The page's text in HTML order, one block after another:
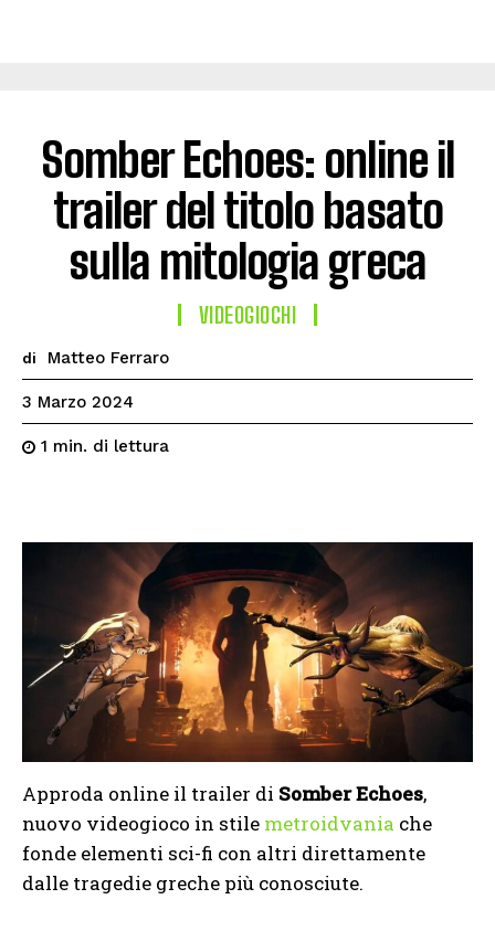
Somber Echoes: online il
trailer del titolo basato
sulla mitologia greca
VIDEOGIOCHI
di Matteo Ferraro
3 Marzo 2024
1 min. di lettura
Approda online il trailer di Somber Echoes,
nuovo videogioco in stile metroidvania che
fonde elementi sci-fi con altri direttamente
dalle tragedie greche più conosciute.